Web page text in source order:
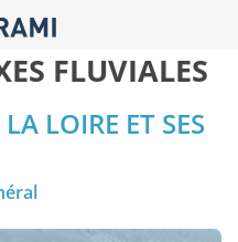
FLUVIALES
LOIRE ET SES